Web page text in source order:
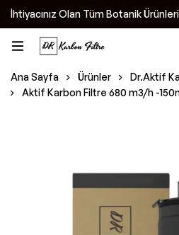
İhtiyacınız Olan Tüm Botanik
Ana Sayfa Ürünler
Dr.Aktif
Aktif Karbon Filtre 680 m3/h -